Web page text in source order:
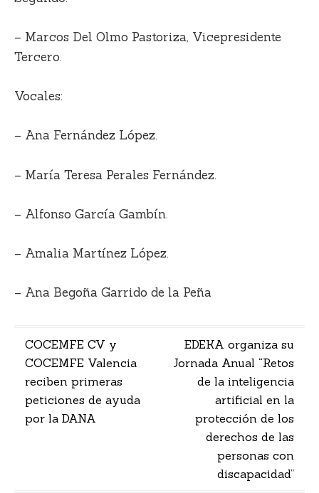
– Marcos Del Olmo Pastoriza, Vicepresidente
Tercero.
Vocales:
– Ana Fernández López.
– María Teresa Perales Fernández.
– Alfonso García Gambín.
– Amalia Martínez López.
– Ana Begoña Garrido de la Peña
Navegación
de
entradas
COCEMFE CV y
COCEMFE Valencia
reciben primeras
peticiones de ayuda
por la DANA
EDEKA organiza su
Jornada Anual “Retos
de la inteligencia
artificial en la
protección de los
derechos de las
personas con
discapacidad”